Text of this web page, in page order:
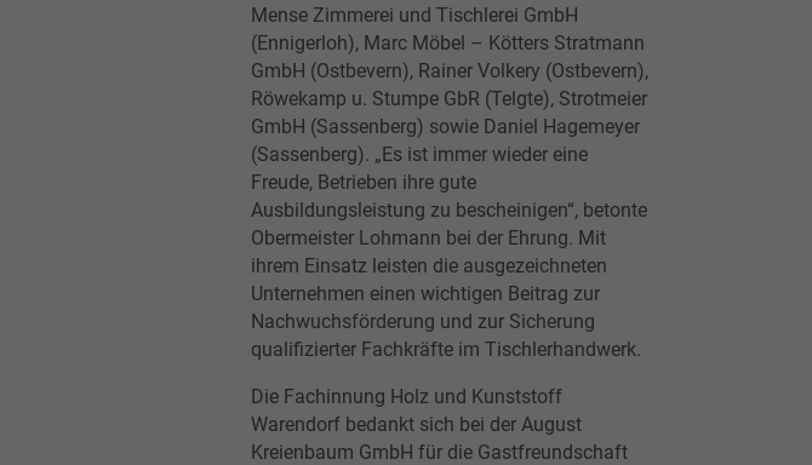
Mense Zimmerei und Tischlerei GmbH
(Ennigerloh), Marc Möbel – Kötters Stratmann
GmbH (Ostbevern), Rainer Volkery (Ostbevern),
Röwekamp u. Stumpe GbR (Telgte), Strotmeier
GmbH (Sassenberg) sowie Daniel Hagemeyer
(Sassenberg). „Es ist immer wieder eine
Freude, Betrieben ihre gute
Ausbildungsleistung zu bescheinigen“, betonte
Obermeister Lohmann bei der Ehrung. Mit
ihrem Einsatz leisten die ausgezeichneten
Unternehmen einen wichtigen Beitrag zur
Nachwuchsförderung und zur Sicherung
qualifizierter Fachkräfte im Tischlerhandwerk.
Die Fachinnung Holz und Kunststoff
Warendorf bedankt sich bei der August
Kreienbaum GmbH für die Gastfreundschaft